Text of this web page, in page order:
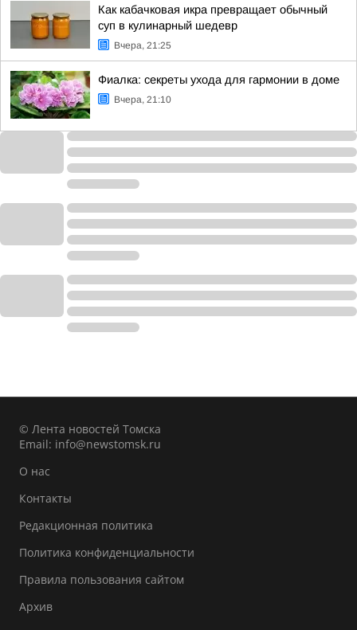
Как кабачковая икра превращает обычный
суп в кулинарный шедевр
Вчера, 21:25
Фиалка: секреты ухода для гармонии в доме
Вчера, 21:10
© Лента новостей Томска
Email: info@newstomsk.ru
О нас
Контакты
Редакционная политика
Политика конфиденциальности
Правила пользования сайтом
Архив